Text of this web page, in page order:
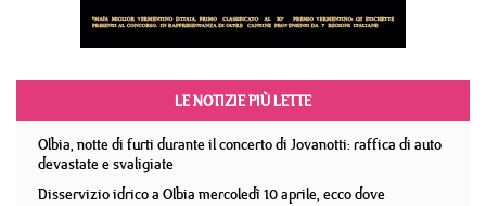
LE NOTIZIE PIÙ LETTE
Olbia, notte di furti durante il concerto di Jovanotti: raffica di auto
devastate e svaligiate
Disservizio idrico a Olbia mercoledì 10 aprile, ecco dove